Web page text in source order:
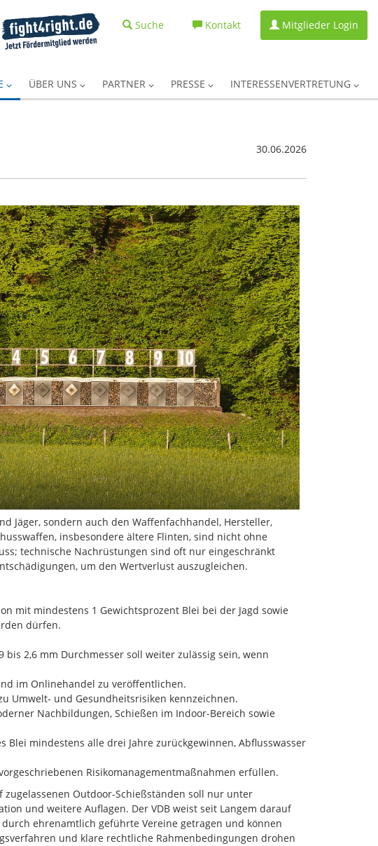
Suche Kontakt Mitglieder Login
ÜBER UNS PARTNER PRESSE INTERESSENVERTRETUNG
30.06.2026
Jäger, sondern auch den Waffenfachhandel, Hersteller,
insbesondere ältere Flinten, sind nicht ohne
technische Nachrüstungen sind oft nur eingeschränkt
um den Wertverlust auszugleichen.
mit mindestens 1 Gewichtsprozent Blei bei der Jagd sowie
dürfen.
2,6 mm Durchmesser soll weiter zulässig sein, wenn
im Onlinehandel zu veröffentlichen.
Umwelt- und Gesundheitsrisiken kennzeichnen.
Nachbildungen, Schießen im Indoor-Bereich sowie
mindestens alle drei Jahre zurückgewinnen, Abflusswasser
Risikomanagementmaßnahmen erfüllen.
Outdoor-Schießständen soll nur unter
und weitere Auflagen. Der VDB weist seit Langem darauf
ehrenamtlich geführte Vereine getragen und können
und klare rechtliche Rahmenbedingungen drohen